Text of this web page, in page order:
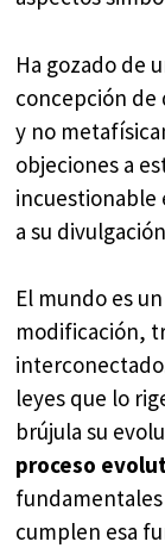
Ha gozado de
concepción de
y no
objeciones a
incuestionable
a su
El mundo es
modificación,
leyes que lo
brújula su
proceso
cumplen esa